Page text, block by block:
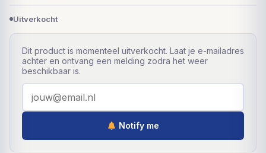
Uitverkocht
Dit product is momenteel uitverkocht. Laat je e-mailadres
achter en ontvang een melding zodra het weer
beschikbaar is.
Notify me